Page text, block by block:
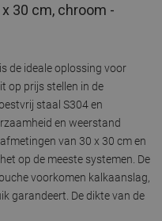
30 cm, chroom -
de ideale oplossing voor
op prijs stellen in de
staal S304 en
en weerstand
van 30 x 30 cm en
op de meeste systemen. De
voorkomen kalkaanslag,
garandeert. De dikte van de